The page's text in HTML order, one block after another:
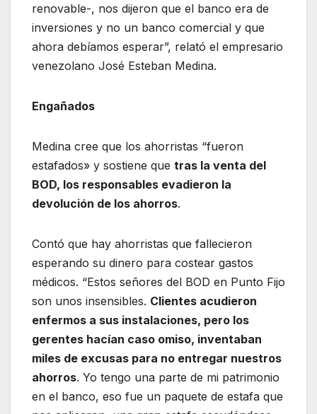
renovable-, nos dijeron que el banco era de
inversiones y no un banco comercial y que
ahora debíamos esperar”, relató el empresario
venezolano José Esteban Medina.
Engañados
Medina cree que los ahorristas “fueron
estafados» y sostiene que tras la venta del
BOD, los responsables evadieron la
devolución de los ahorros.
Contó que hay ahorristas que fallecieron
esperando su dinero para costear gastos
médicos. “Estos señores del BOD en Punto Fijo
son unos insensibles. Clientes acudieron
enfermos a sus instalaciones, pero los
gerentes hacían caso omiso, inventaban
miles de excusas para no entregar nuestros
ahorros. Yo tengo una parte de mi patrimonio
en el banco, eso fue un paquete de estafa que